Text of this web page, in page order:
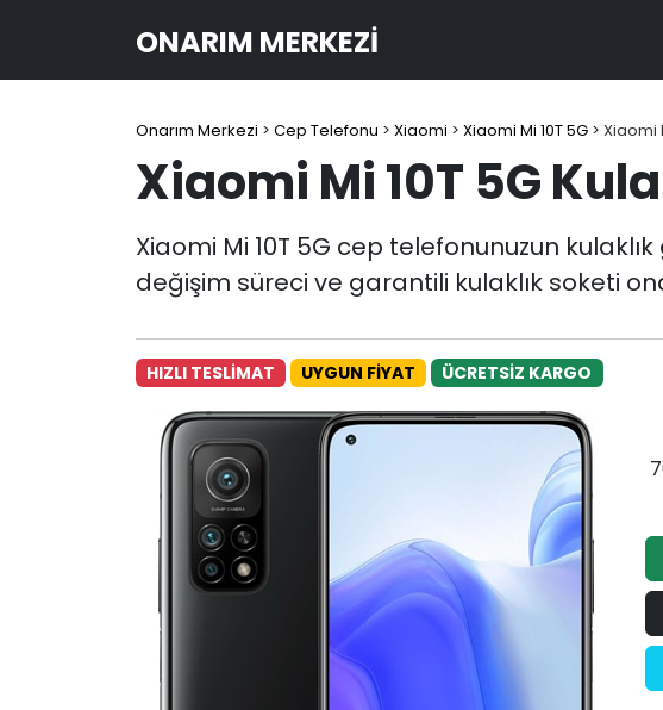
ONARIM MERKEZI
Onarım Merkezi > Cep Telefonu > Xiaomi > Xiaomi Mi 10T 5G > Xiaomi
Xiaomi Mi 10T 5G
Xiaomi Mi 10T 5G cep telefonunuzun
değişim süreci ve garantili kulaklık soketi
HIZLI TESLİMAT UYGUN FİYAT ÜCRETSİZ KARGO